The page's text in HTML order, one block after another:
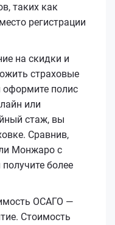
таких как
регистрации
на скидки и
страховые
полис
или
стаж, вы
Сравнив,
Монжаро с
более
ОСАГО —
Стоимость